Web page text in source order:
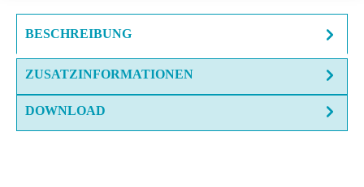
BESCHREIBUNG
ZUSATZINFORMATIONEN
DOWNLOAD